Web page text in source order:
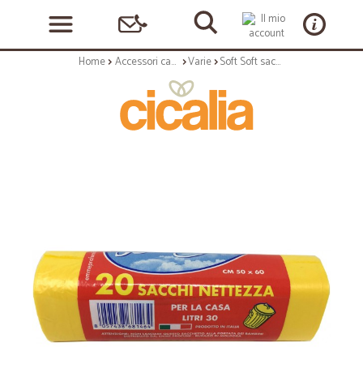
Home Accessori casa e cucina Varie Soft Soft sacchi pattumiera giallo cm.50x60 pz.20